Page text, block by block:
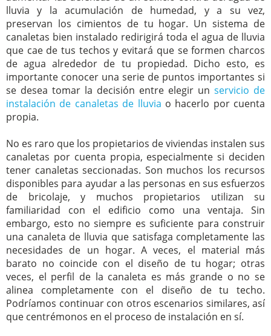
lluvia y la acumulación de humedad, y a su vez,
preservan los cimientos de tu hogar. Un sistema de
canaletas bien instalado redirigirá toda el agua de lluvia
que cae de tus techos y evitará que se formen charcos
de agua alrededor de tu propiedad. Dicho esto, es
importante conocer una serie de puntos importantes si
se desea tomar la decisión entre elegir un servicio de
instalación de canaletas de lluvia o hacerlo por cuenta
propia.
No es raro que los propietarios de viviendas instalen sus
canaletas por cuenta propia, especialmente si deciden
tener canaletas seccionadas. Son muchos los recursos
disponibles para ayudar a las personas en sus esfuerzos
de bricolaje, y muchos propietarios utilizan su
familiaridad con el edificio como una ventaja. Sin
embargo, esto no siempre es suficiente para construir
una canaleta de lluvia que satisfaga completamente las
necesidades de un hogar. A veces, el material más
barato no coincide con el diseño de tu hogar; otras
veces, el perfil de la canaleta es más grande o no se
alinea completamente con el diseño de tu techo.
Podríamos continuar con otros escenarios similares, así
que centrémonos en el proceso de instalación en sí.